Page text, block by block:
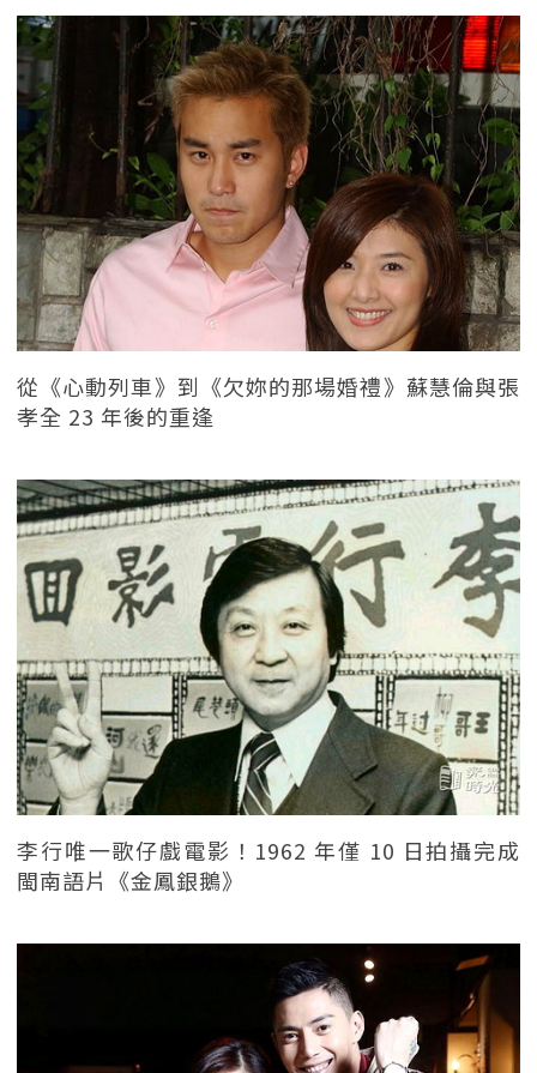
從《心動列車》到《欠妳的那場婚禮》蘇慧倫與張
孝全 23 年後的重逢
李行唯一歌仔戲電影！1962 年僅 10 日拍攝完成
閩南語片《金鳳銀鵝》